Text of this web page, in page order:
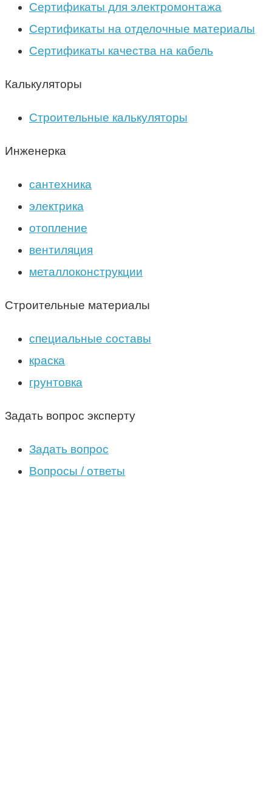
Сертификаты для электромонтажа
Сертификаты на отделочные материалы
Сертификаты качества на кабель
Калькуляторы
Строительные калькуляторы
Инженерка
сантехника
электрика
отопление
вентиляция
металлоконструкции
Строительные материалы
специальные составы
краска
грунтовка
Задать вопрос эксперту
Задать вопрос
Вопросы / ответы